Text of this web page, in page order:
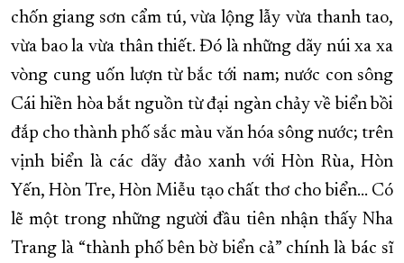
chốn giang sơn cẩm tú, vừa lộng lẫy vừa thanh tao,
vừa bao la vừa thân thiết. Đó là những dãy núi xa xa
vòng cung uốn lượn từ bắc tới nam; nước con sông
Cái hiền hòa bắt nguồn từ đại ngàn chảy về biển bồi
đắp cho thành phố sắc màu văn hóa sông nước; trên
vịnh biển là các dãy đảo xanh với Hòn Rùa, Hòn
Yến, Hòn Tre, Hòn Miễu tạo chất thơ cho biển... Có
lẽ một trong những người đầu tiên nhận thấy Nha
Trang là “thành phố bên bờ biển cả” chính là bác sĩ